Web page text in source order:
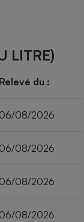
LITRE)
Relevé du :
06/08/2026
06/08/2026
06/08/2026
06/08/2026